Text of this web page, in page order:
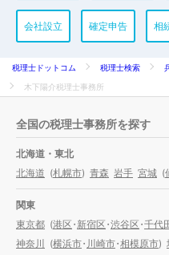
会社設立 確定申告 相
税理士ドットコム 税理士検索
木下陽介税理士事務所
全国の税理士事務所を探す
北海道・東北
北海道 (札幌市) 青森 岩手 宮城 (
関東
東京都 (港区・新宿区・渋谷区・千代
神奈川 (横浜市・川崎市・相模原市)